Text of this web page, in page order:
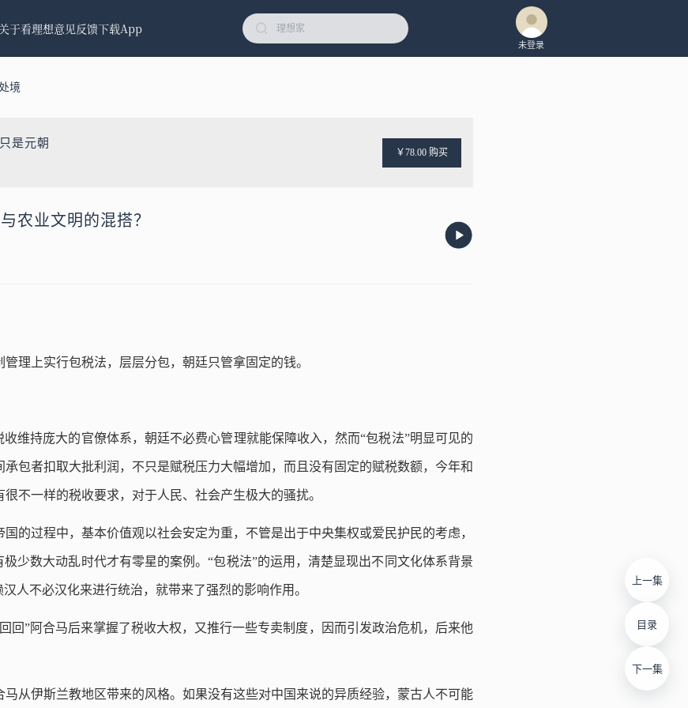
关于看理想意见反馈下载App
未登录
境
是元朝
￥78.00 购买
农业文明的混搭？
上一集
目录
下一集
管理上实行包税法，层层分包，朝廷只管拿固定的钱。
维持庞大的官僚体系，朝廷不必费心管理就能保障收入，然而“包税法”明显可见的
包者扣取大批利润，不只是赋税压力大幅增加，而且没有固定的赋税数额，今年和
不一样的税收要求，对于人民、社会产生极大的骚扰。
的过程中，基本价值观以社会安定为重，不管是出于中央集权或爱民护民的考虑，
少数大动乱时代才有零星的案例。“包税法”的运用，清楚显现出不同文化体系背景
人不必汉化来进行统治，就带来了强烈的影响作用。
回”阿合马后来掌握了税收大权，又推行一些专卖制度，因而引发政治危机，后来他
从伊斯兰教地区带来的风格。如果没有这些对中国来说的异质经验，蒙古人不可能